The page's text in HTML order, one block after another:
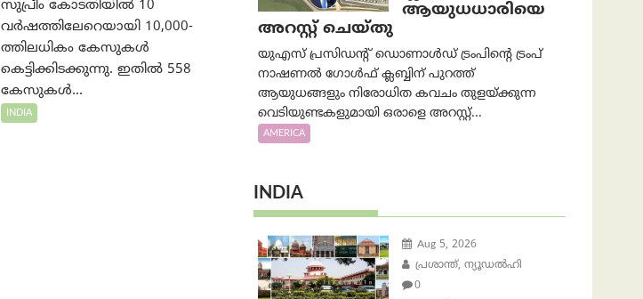
സുപ്രീം കോടതിയിൽ 10
വർഷത്തിലേറെയായി 10,000-
ത്തിലധികം കേസുകൾ
കെട്ടിക്കിടക്കുന്നു. ഇതിൽ 558
കേസുകൾ...
INDIA
ആയുധധാരിയെ
അറസ്റ്റ് ചെയ്തു
യുഎസ് പ്രസിഡന്റ് ഡൊണാൾഡ് ട്രംപിന്റെ ട്രംപ്
നാഷണൽ ഗോൾഫ് ക്ലബ്ബിന് പുറത്ത്
ആയുധങ്ങളും നിരോധിത കവചം തുളയ്ക്കുന്ന
വെടിയുണ്ടകളുമായി ഒരാളെ അറസ്റ്റ്...
AMERICA
INDIA
Aug 5, 2026
പ്രശാന്ത്, ന്യൂഡല്‍ഹി
0